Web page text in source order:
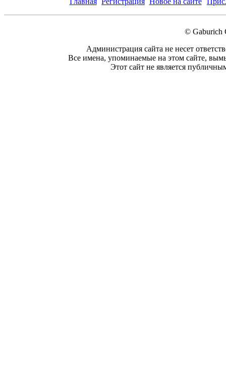
© Gaburich
Администрация сайта не несет
Все имена, упоминаемые на этом сайте,
Этот сайт не является